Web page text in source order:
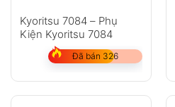
Kyoritsu 7084 – Phụ
Kiện Kyoritsu 7084
Đã bán 326